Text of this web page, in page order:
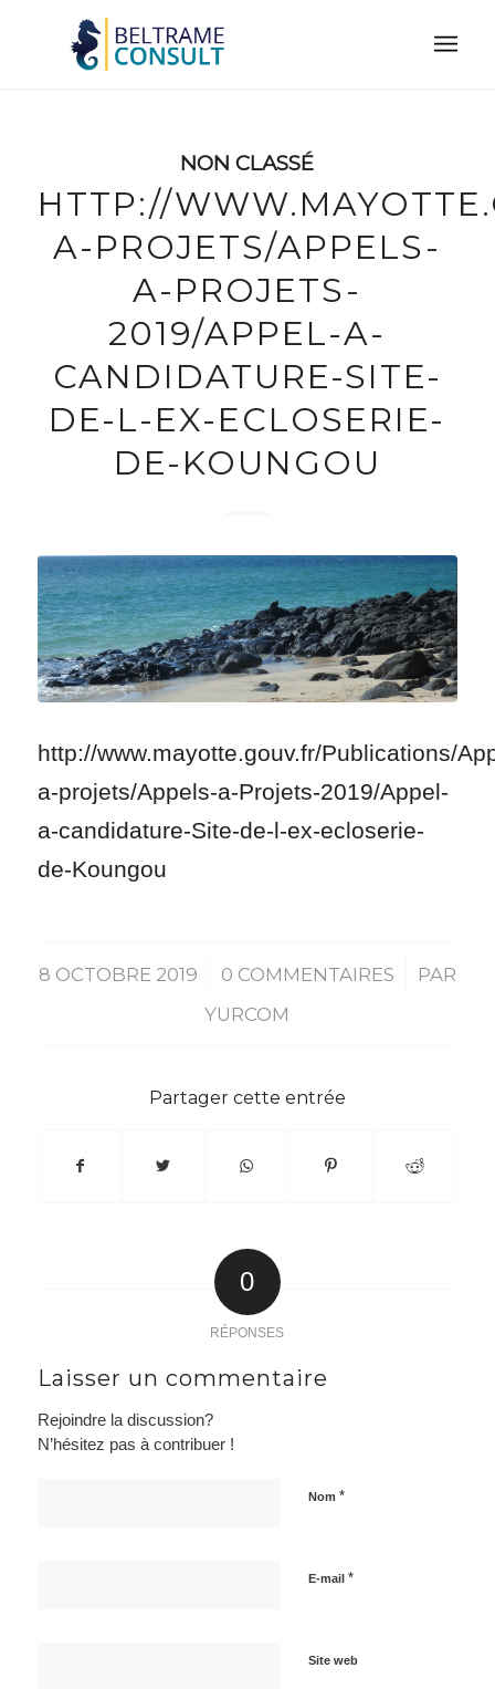
NON CLASSÉ
HTTP://
A-PROJETS/APPELS-
A-PROJETS-
2019/APPEL-A-
CANDIDATURE-SITE-
DE-L-EX-ECLOSERIE-
DE-KOUNGOU
http://www.mayotte.gouv.fr/Publications/
a-projets/Appels-a-Projets-2019/Appel-
a-candidature-Site-de-l-ex-ecloserie-
de-Koungou
8 OCTOBRE 2019
/ 0 COMMENTAIRES
/
PAR
YURCOM
Partager cette entrée
0
RÉPONSES
Laisser un commentaire
Rejoindre la discussion?
N’hésitez pas à contribuer !
Nom *
E-mail *
Site web